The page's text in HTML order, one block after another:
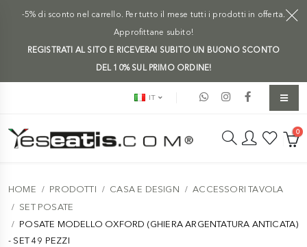
-5% di sconto nel carrello. Per tutto il mese tutti i prodotti in offerta.
Approfittane subito!
REGISTRATI AL SITO E RICEVERAI SUBITO UN BUONO SCONTO
DEL 10% SUL PRIMO ORDINE!
IT
0
HOME PRODOTTI CASA E DESIGN
ACCESSORI TAVOLA
SET POSATE
POSATE MODELLO OXFORD (GHIERA ARGENTATURA ANTICATA)
- SET 49 PEZZI